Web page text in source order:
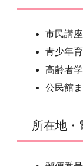
市民講座
青少年
高齢者
公民館
所在地・